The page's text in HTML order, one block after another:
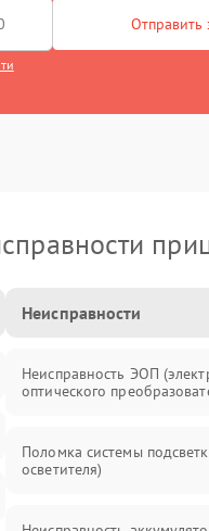
Отправить
Неисправности
Неисправность ЭОП
оптического
Поломка системы
осветителя)